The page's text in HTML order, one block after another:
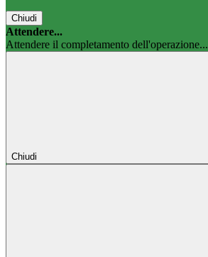
Chiudi
Attendere...
Attendere il completamento dell'operazione...
Chiudi